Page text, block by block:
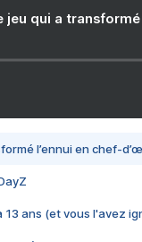
jeu qui a
l’ennui en chef-
13 ans (et vous l'avez